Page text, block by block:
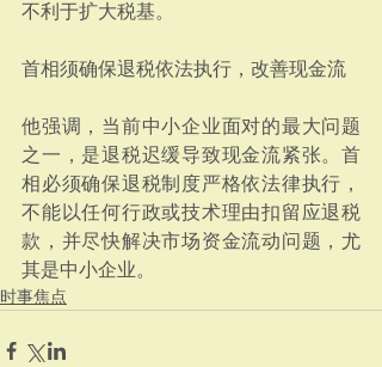
不利于扩大税基。
首相须确保退税依法执行，改善现金流
他强调，当前中小企业面对的最大问题
之一，是退税迟缓导致现金流紧张。首
相必须确保退税制度严格依法律执行，
不能以任何行政或技术理由扣留应退税
款，并尽快解决市场资金流动问题，尤
其是中小企业。
时事焦点